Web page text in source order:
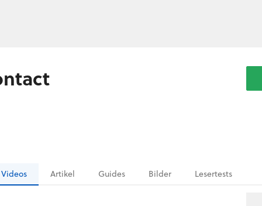
Videos Artikel Guides Bilder Lesertests